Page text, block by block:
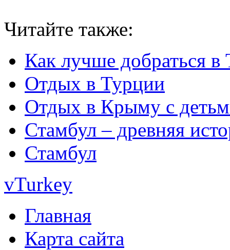
Читайте также:
Как лучше добраться
Отдых в Турции
Отдых в Крыму с
Стамбул – древняя
Стамбул
vTurkey
Главная
Карта сайта